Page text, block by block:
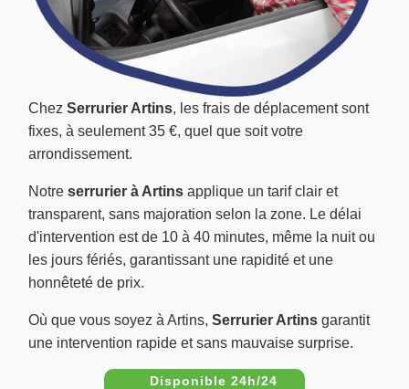
Chez Serrurier Artins, les frais de déplacement sont
fixes, à seulement 35 €, quel que soit votre
arrondissement.
Notre serrurier à Artins applique un tarif clair et
transparent, sans majoration selon la zone. Le délai
d'intervention est de 10 à 40 minutes, même la nuit ou
les jours fériés, garantissant une rapidité et une
honnêteté de prix.
Où que vous soyez à Artins, Serrurier Artins garantit
une intervention rapide et sans mauvaise surprise.